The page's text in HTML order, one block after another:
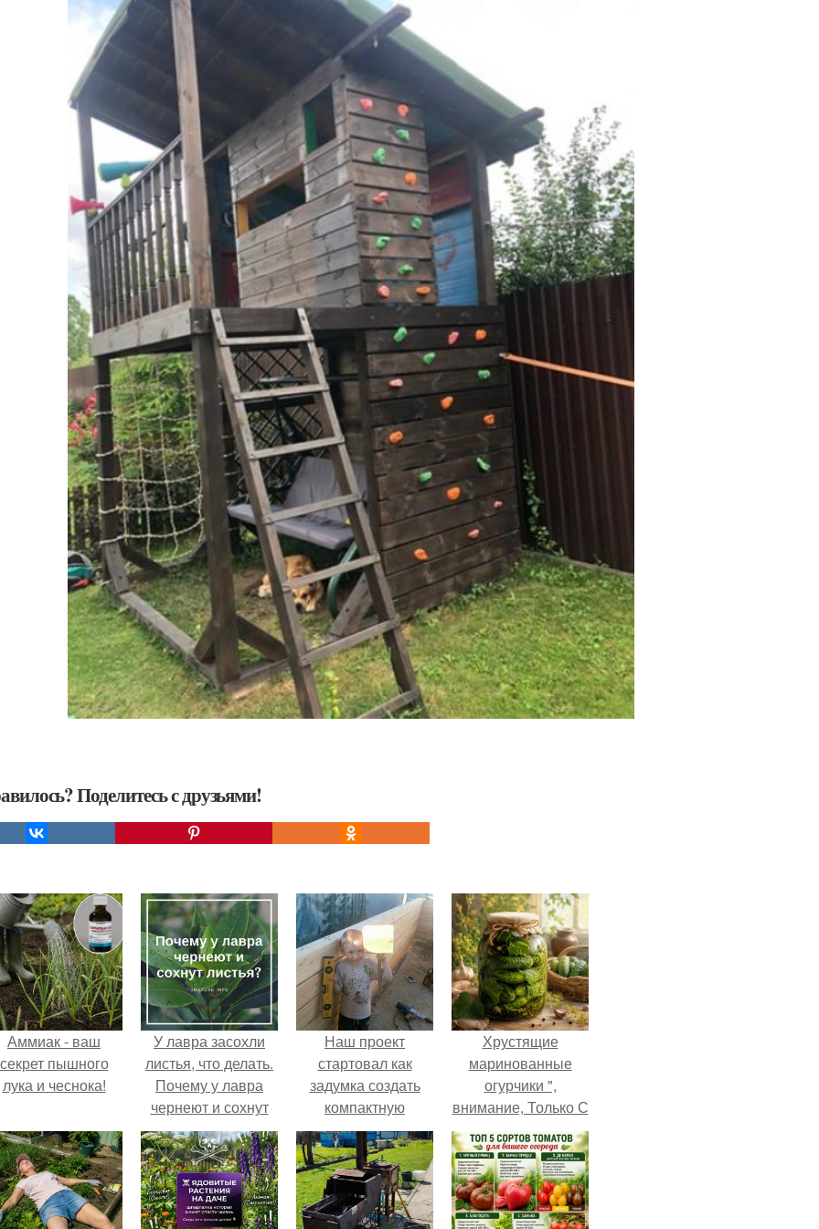
Поделитесь с друзьями!
Аммиак - ваш
секрет пышного
лука и чеснока!
У лавра засохли
листья, что делать.
Почему у лавра
чернеют и сохнут
листья?
Наш проект
стартовал как
задумка создать
компактную
беседку для
отдыха.
Хрустящие
маринованные
огурчики ",
внимание, Только С
Грядки".